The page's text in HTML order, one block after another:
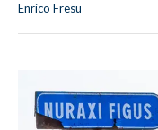
Enrico Fresu